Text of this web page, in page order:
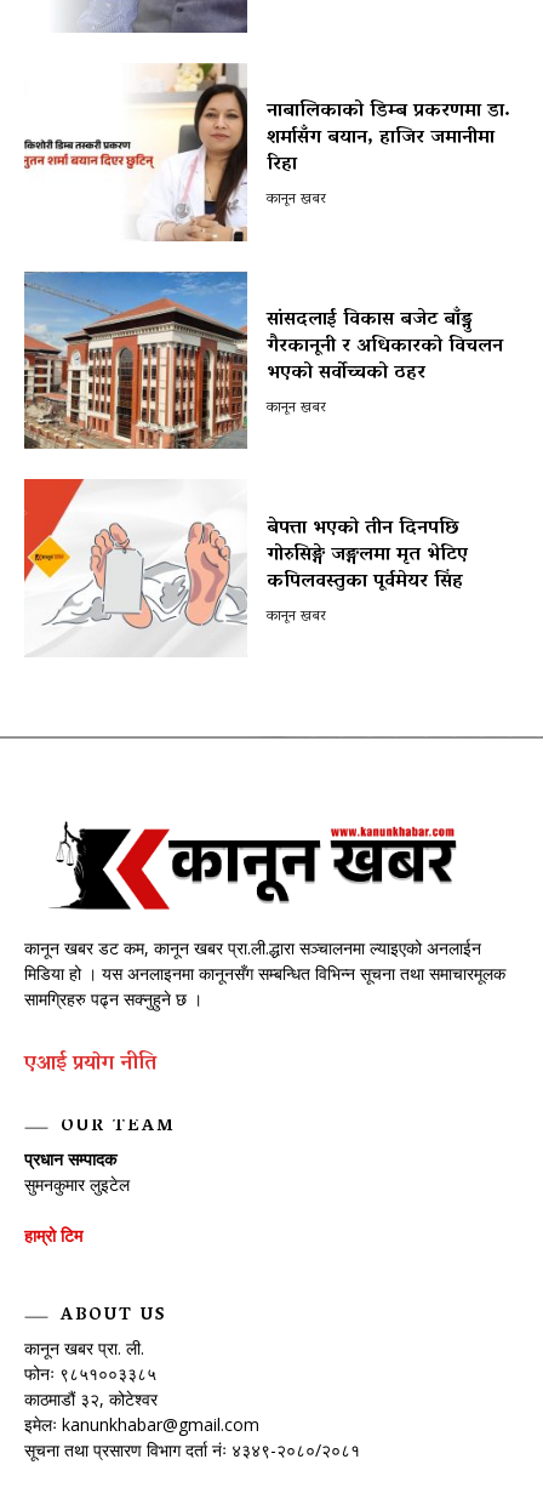
नाबालिकाको डिम्ब प्रकरणमा डा.
शर्मासँग बयान, हाजिर जमानीमा
रिहा
कानून खबर
सांसदलाई विकास बजेट बाँड्नु
गैरकानूनी र अधिकारको विचलन
भएको सर्वोच्चको ठहर
कानून खबर
बेपत्ता भएको तीन दिनपछि
गोरुसिङ्गे जङ्गलमा मृत भेटिए
कपिलवस्तुका पूर्वमेयर सिंह
कानून खबर
कानून खबर डट कम, कानून खबर प्रा.ली.द्धारा सञ्चालनमा ल्याइएको अनलाईन
मिडिया हो । यस अनलाइनमा कानूनसँग सम्बन्धित विभिन्न सूचना तथा समाचारमूलक
सामग्रिहरु पढ्न सक्नुहुने छ ।
एआई प्रयाेग नीति
OUR TEAM
प्रधान सम्पादक
सुमनकुमार लुइटेल
हाम्रो टिम
ABOUT US
कानून खबर प्रा. ली.
फोनः ९८५१००३३८५
काठमाडौं ३२, कोटेश्वर
इमेलः kanunkhabar@gmail.com
सूचना तथा प्रसारण विभाग दर्ता नंः ४३४९-२०८०/२०८१